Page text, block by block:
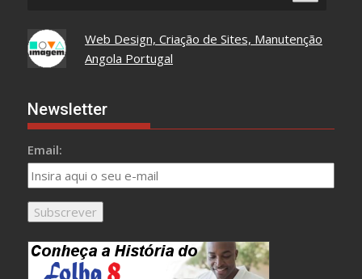
Web Design, Criação de Sites, Manutenção
Angola Portugal
Newsletter
Email: